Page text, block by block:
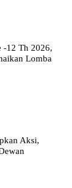
-12 Th 2026,
Lomba
Aksi,